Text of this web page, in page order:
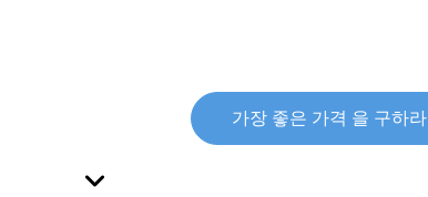
가장 좋은 가격 을 구하라